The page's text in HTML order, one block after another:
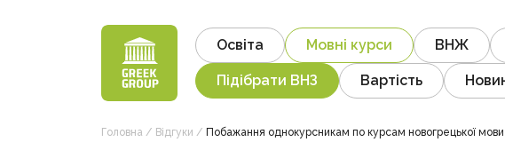
Освіта Мовні курси ВНЖ
Підібрати ВНЗ Вартість
Головна / Відгуки / Побажання однокурсникам по курсам новогрецької